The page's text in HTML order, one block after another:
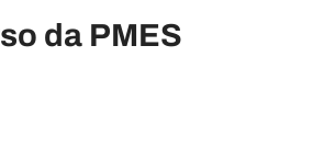
da PMES